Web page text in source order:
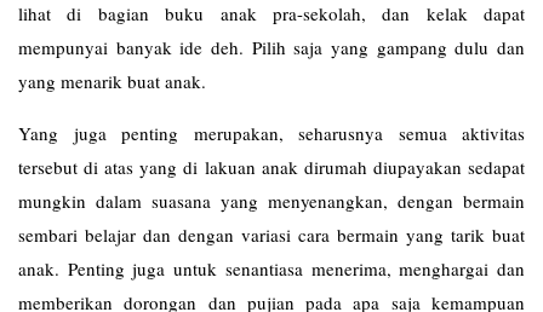
lihat di bagian buku anak pra-sekolah, dan kelak dapat
mempunyai banyak ide deh. Pilih saja yang gampang dulu dan
yang menarik buat anak.
Yang juga penting merupakan, seharusnya semua aktivitas
tersebut di atas yang di lakuan anak dirumah diupayakan sedapat
mungkin dalam suasana yang menyenangkan, dengan bermain
sembari belajar dan dengan variasi cara bermain yang tarik buat
anak. Penting juga untuk senantiasa menerima, menghargai dan
memberikan dorongan dan pujian pada apa saja kemampuan